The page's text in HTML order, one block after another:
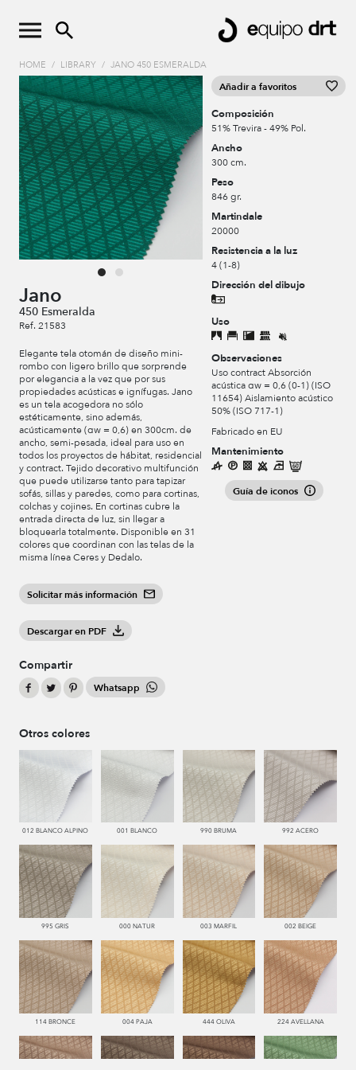
HOME / LIBRARY / JANO 450 ESMERALDA
Jano
450 Esmeralda
Ref. 21583
Elegante tela otomán de diseño mini-
rombo con ligero brillo que sorprende
por elegancia a la vez que por sus
propiedades acústicas e ignífugas. Jano
es un tela acogedora no sólo
estéticamente, sino además,
acústicamente (αw = 0,6) en 300cm. de
ancho, semi-pesada, ideal para uso en
todos los proyectos de hábitat, residencial
y contract. Tejido decorativo multifunción
que puede utilizarse tanto para tapizar
sofás, sillas y paredes, como para cortinas,
colchas y cojines. En cortinas cubre la
entrada directa de luz, sin llegar a
bloquearla totalmente. Disponible en 31
colores que coordinan con las telas de la
misma línea Ceres y Dedalo.
Solicitar más información
Descargar en PDF
Compartir
Whatsapp
Añadir a favoritos
Composición
51% Trevira - 49% Pol.
Ancho
300 cm.
Peso
846 gr.
Martindale
20000
Resistencia a la luz
4 (1-8)
Dirección del dibujo
Uso
Observaciones
Uso contract Absorción
acústica αw = 0,6 (0-1) (ISO
11654) Aislamiento acústico
50% (ISO 717-1)
Fabricado en EU
Mantenimiento
Guía de iconos
Otros colores
012 BLANCO ALPINO 001 BLANCO 990 BRUMA 992 ACERO
995 GRIS 000 NATUR 003 MARFIL 002 BEIGE
114 BRONCE 004 PAJA 444 OLIVA 224 AVELLANA